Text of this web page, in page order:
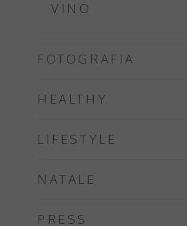
VINO
FOTOGRAFIA
HEALTHY
LIFESTYLE
NATALE
PRESS